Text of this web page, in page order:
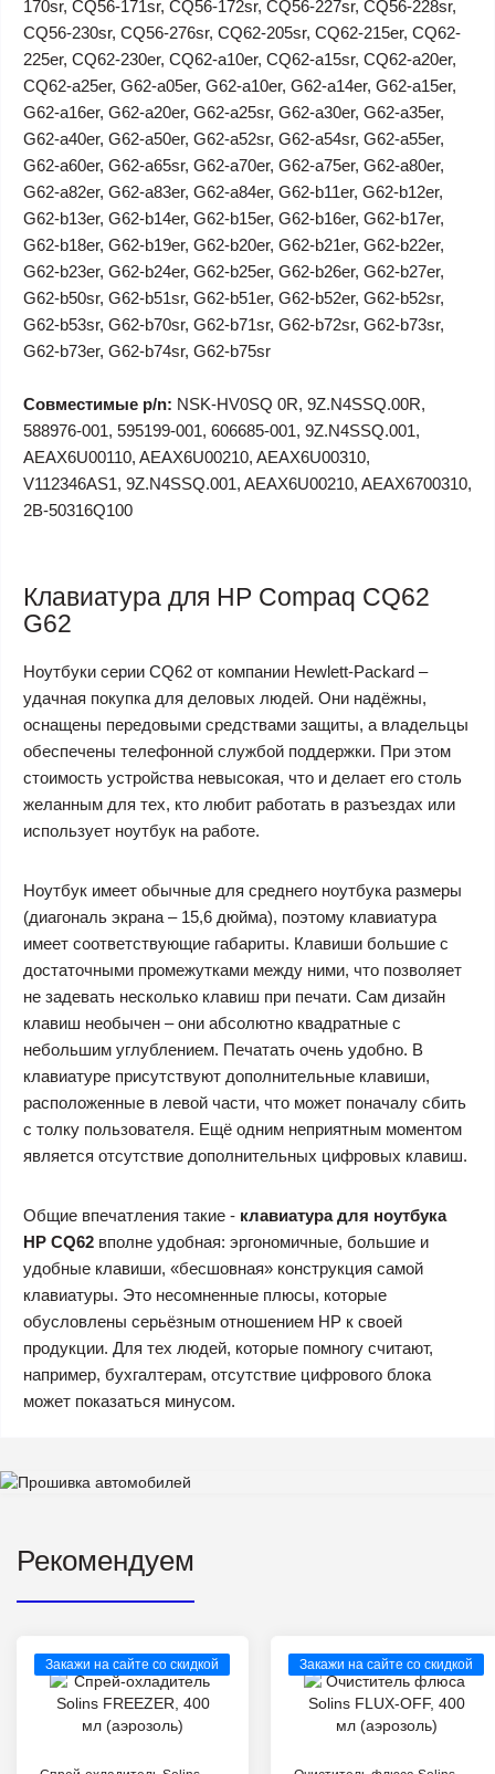
170sr, CQ56-171sr, CQ56-172sr, CQ56-227sr, CQ56-228sr,
CQ56-230sr, CQ56-276sr, CQ62-205sr, CQ62-215er, CQ62-
225er, CQ62-230er, CQ62-a10er, CQ62-a15sr, CQ62-a20er,
CQ62-a25er, G62-a05er, G62-a10er, G62-a14er, G62-a15er,
G62-a16er, G62-a20er, G62-a25sr, G62-a30er, G62-a35er,
G62-a40er, G62-a50er, G62-a52sr, G62-a54sr, G62-a55er,
G62-a60er, G62-a65sr, G62-a70er, G62-a75er, G62-a80er,
G62-a82er, G62-a83er, G62-a84er, G62-b11er, G62-b12er,
G62-b13er, G62-b14er, G62-b15er, G62-b16er, G62-b17er,
G62-b18er, G62-b19er, G62-b20er, G62-b21er, G62-b22er,
G62-b23er, G62-b24er, G62-b25er, G62-b26er, G62-b27er,
G62-b50sr, G62-b51sr, G62-b51er, G62-b52er, G62-b52sr,
G62-b53sr, G62-b70sr, G62-b71sr, G62-b72sr, G62-b73sr,
G62-b73er, G62-b74sr, G62-b75sr
Совместимые p/n: NSK-HV0SQ 0R, 9Z.N4SSQ.00R,
588976-001, 595199-001, 606685-001, 9Z.N4SSQ.001,
AEAX6U00110, AEAX6U00210, AEAX6U00310,
V112346AS1, 9Z.N4SSQ.001, AEAX6U00210, AEAX6700310,
2B-50316Q100
Клавиатура для HP Compaq CQ62
G62
Ноутбуки серии CQ62 от компании Hewlett-Packard –
удачная покупка для деловых людей. Они надёжны,
оснащены передовыми средствами защиты, а владельцы
обеспечены телефонной службой поддержки. При этом
стоимость устройства невысокая, что и делает его столь
желанным для тех, кто любит работать в разъездах или
использует ноутбук на работе.
Ноутбук имеет обычные для среднего ноутбука размеры
(диагональ экрана – 15,6 дюйма), поэтому клавиатура
имеет соответствующие габариты. Клавиши большие с
достаточными промежутками между ними, что позволяет
не задевать несколько клавиш при печати. Сам дизайн
клавиш необычен – они абсолютно квадратные с
небольшим углублением. Печатать очень удобно. В
клавиатуре присутствуют дополнительные клавиши,
расположенные в левой части, что может поначалу сбить
с толку пользователя. Ещё одним неприятным моментом
является отсутствие дополнительных цифровых клавиш.
Общие впечатления такие - клавиатура для ноутбука
HP CQ62 вполне удобная: эргономичные, большие и
удобные клавиши, «бесшовная» конструкция самой
клавиатуры. Это несомненные плюсы, которые
обусловлены серьёзным отношением HP к своей
продукции. Для тех людей, которые помногу считают,
например, бухгалтерам, отсутствие цифрового блока
может показаться минусом.
Рекомендуем
Закажи на сайте со скидкой Закажи на сайте со скидкой